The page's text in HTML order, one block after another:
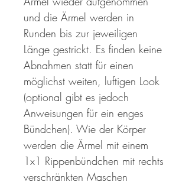
und die Ärmel werden in
Runden bis zur jeweiligen
Länge gestrickt. Es finden keine
Abnahmen statt für einen
möglichst weiten, luftigen Look
(optional gibt es jedoch
Anweisungen für ein enges
Bündchen). Wie der Körper
werden die Ärmel mit einem
1x1 Rippenbündchen mit rechts
verschränkten Maschen